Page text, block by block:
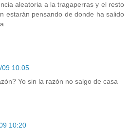
aleatoria a la tragaperras y el resto
estarán pensando de donde ha salido
09 10:05
Yo sin la razón no salgo de casa
10:20